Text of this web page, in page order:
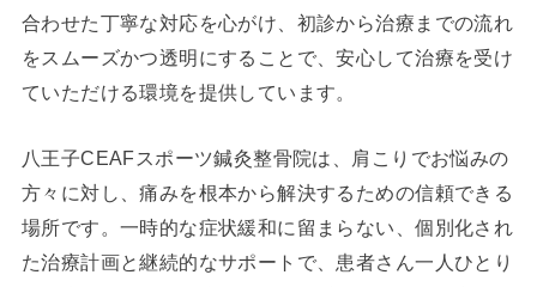
合わせた丁寧な対応を心がけ、初診から治療までの流れ
をスムーズかつ透明にすることで、安心して治療を受け
ていただける環境を提供しています。
八王子CEAFスポーツ鍼灸整骨院は、肩こりでお悩みの
方々に対し、痛みを根本から解決するための信頼できる
場所です。一時的な症状緩和に留まらない、個別化され
た治療計画と継続的なサポートで、患者さん一人ひとり